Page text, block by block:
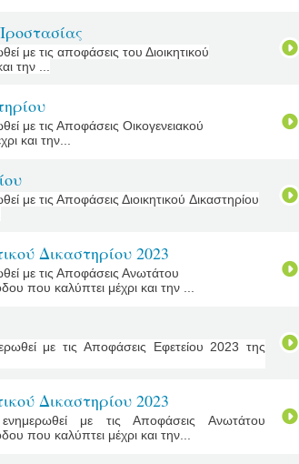
με τις αποφάσεις του Διοικητικού
την ...
με τις Αποφάσεις Οικογενειακού
και την...
με τις Αποφάσεις Διοικητικού Δικαστηρίου
Δικαστηρίου 2023
με τις Αποφάσεις Ανωτάτου
που καλύπτει μέχρι και την ...
με τις Αποφάσεις Εφετείου 2023 της
Δικαστηρίου 2023
με τις Αποφάσεις Ανωτάτου
που καλύπτει μέχρι και την...